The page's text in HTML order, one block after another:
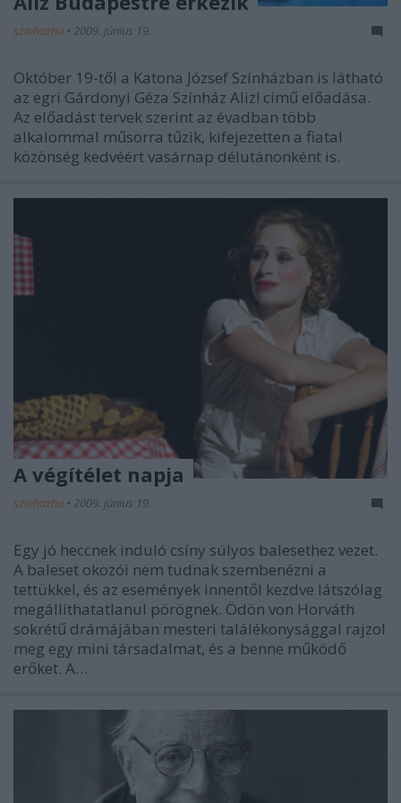
szinhazhu • 2009. június 19.
Október 19-től a Katona József Színházban is látható
az egri Gárdonyi Géza Színház Aliz! című előadása.
Az előadást tervek szerint az évadban több
alkalommal műsorra tűzik, kifejezetten a fiatal
közönség kedvéért vasárnap délutánonként is.
A végítélet napja
szinhazhu • 2009. június 19.
Egy jó heccnek induló csíny súlyos balesethez vezet.
A baleset okozói nem tudnak szembenézni a
tettükkel, és az események innentől kezdve látszólag
megállíthatatlanul pörögnek. Ödön von Horváth
sokrétű drámájában mesteri találékonysággal rajzol
meg egy mini társadalmat, és a benne működő
erőket. A…